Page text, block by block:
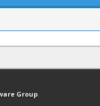
Version bas-débit
Group.